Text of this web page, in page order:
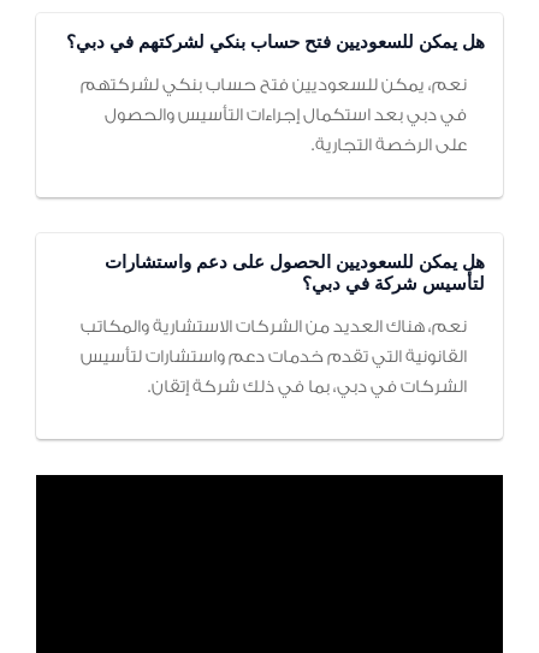
هل يمكن للسعوديين فتح حساب بنكي لشركتهم في دبي؟
نعم، يمكن للسعوديين فتح حساب بنكي لشركتهم
في دبي بعد استكمال إجراءات التأسيس والحصول
على الرخصة التجارية.
هل يمكن للسعوديين الحصول على دعم واستشارات
لتأسيس شركة في دبي؟
نعم، هناك العديد من الشركات الاستشارية والمكاتب
القانونية التي تقدم خدمات دعم واستشارات لتأسيس
الشركات في دبي، بما في ذلك شركة إتقان.